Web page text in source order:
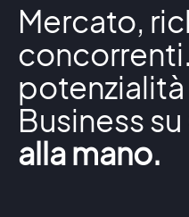
Mercato,
Business
alla mano.